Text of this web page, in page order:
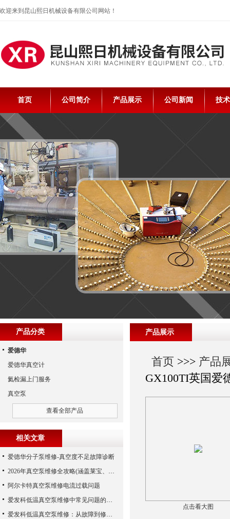
欢迎来到昆山熙日机械设备有限公司网站！
首页 公司简介 产品展示 公司新闻 技
产品展示
首页 >>> 产品
GX100TI英国爱
点击看大图
产品分类
爱德华
爱德华真空计
氦检漏上门服务
真空泵
查看全部产品
相关文章
爱德华分子泵维修-真空度不足故障诊断
2026年真空泵维修全攻略(涵盖莱宝、爱德华、爱发科等品牌)
阿尔卡特真空泵维修电流过载问题
爱发科低温真空泵维修中常见问题的处理经验
爱发科低温真空泵维修：从故障到修复的全过程